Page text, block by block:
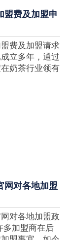
盟费及加盟申
费及加盟请求
立多年，通过
奶茶行业领有
网对各地加盟
对各地加盟政
多加盟商在后